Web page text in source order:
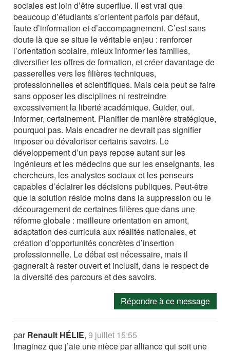
sociales est loin d’être superflue. Il est vrai que
beaucoup d’étudiants s’orientent parfois par défaut,
faute d’information et d’accompagnement. C’est sans
doute là que se situe le véritable enjeu : renforcer
l’orientation scolaire, mieux informer les familles,
diversifier les offres de formation, et créer davantage de
passerelles vers les filières techniques,
professionnelles et scientifiques. Mais cela peut se faire
sans opposer les disciplines ni restreindre
excessivement la liberté académique. Guider, oui.
Informer, certainement. Planifier de manière stratégique,
pourquoi pas. Mais encadrer ne devrait pas signifier
imposer ou dévaloriser certains savoirs. Le
développement d’un pays repose autant sur les
ingénieurs et les médecins que sur les enseignants, les
chercheurs, les analystes sociaux et les penseurs
capables d’éclairer les décisions publiques. Peut-être
que la solution réside moins dans la suppression ou le
découragement de certaines filières que dans une
réforme globale : meilleure orientation en amont,
adaptation des curricula aux réalités nationales, et
création d’opportunités concrètes d’insertion
professionnelle. Le débat est nécessaire, mais il
gagnerait à rester ouvert et inclusif, dans le respect de
la diversité des parcours et des savoirs.
Répondre à ce message
parRenault HÉLIE,9 juillet 15:55
Imaginez que j’aie une nièce par alliance qui soit une